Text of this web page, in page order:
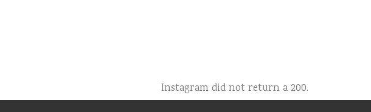
Instagram did not return a 200.